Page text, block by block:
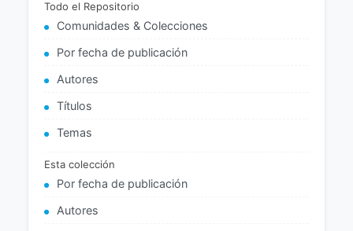
Todo el Repositorio
Comunidades & Colecciones
Por fecha de publicación
Autores
Títulos
Temas
Esta colección
Por fecha de publicación
Autores